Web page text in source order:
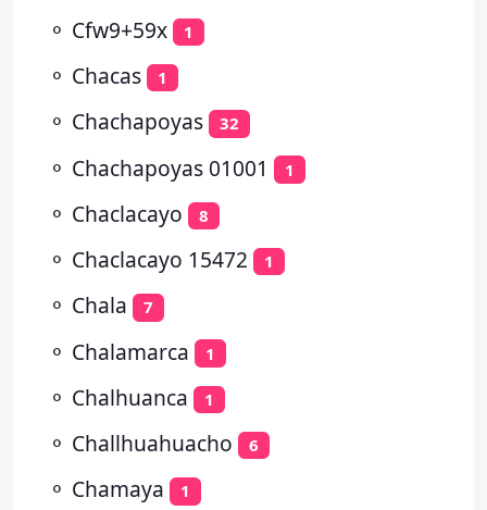
⚬ Cfw9+59x 1
⚬ Chacas 1
⚬ Chachapoyas 32
⚬ Chachapoyas 01001 1
⚬ Chaclacayo 8
⚬ Chaclacayo 15472 1
⚬ Chala 7
⚬ Chalamarca 1
⚬ Chalhuanca 1
⚬ Challhuahuacho 6
⚬ Chamaya 1